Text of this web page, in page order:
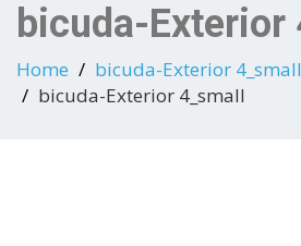
bicuda-Exterior
Home
bicuda-Exterior 4_small
bicuda-Exterior 4_small